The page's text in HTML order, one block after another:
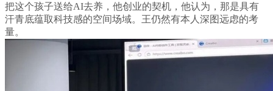
把这个孩子送给AI去养，他创业的契机，他认为，那是具有
汗青底蕴取科技感的空间场域。王仍然有本人深图远虑的考
量。